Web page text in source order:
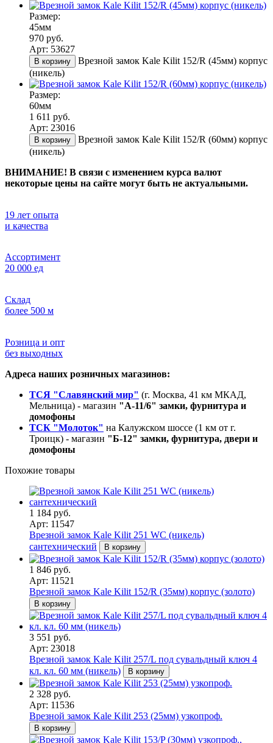
Размер:
45мм
970 руб.
Арт: 53627
В корзину
Врезной замок Kale Kilit 152/R (45мм) корпус
(никель)
Размер:
60мм
1 611 руб.
Арт: 23016
В корзину
Врезной замок Kale Kilit 152/R (60мм) корпус
(никель)
ВНИМАНИЕ! В связи с изменением курса валют
некоторые цены на сайте могут быть не актуальными.
19 лет опыта
и качества
Ассортимент
20 000 ед
Склад
более 500 м
Розница и опт
без выходных
Адреса наших розничных магазинов:
ТСЯ "Славянский мир" (г. Москва, 41 км МКАД,
Мельница) - магазин "А-11/6" замки, фурнитура и
домофоны
ТСК "Молоток" на Калужском шоссе (1 км от г.
Троицк) - магазин "Б-12" замки, фурнитура, двери и
домофоны
Похожие товары
1 184 руб.
Арт: 11547
Врезной замок Kale Kilit 251 WC (никель)
сантехнический
В корзину
1 846 руб.
Арт: 11521
Врезной замок Kale Kilit 152/R (35мм) корпус (золото)
В корзину
3 551 руб.
Арт: 23018
Врезной замок Kale Kilit 257/L под сувальдный ключ 4
кл. кл. 60 мм (никель)
В корзину
2 328 руб.
Арт: 11536
Врезной замок Kale Kilit 253 (25мм) узкопроф.
В корзину